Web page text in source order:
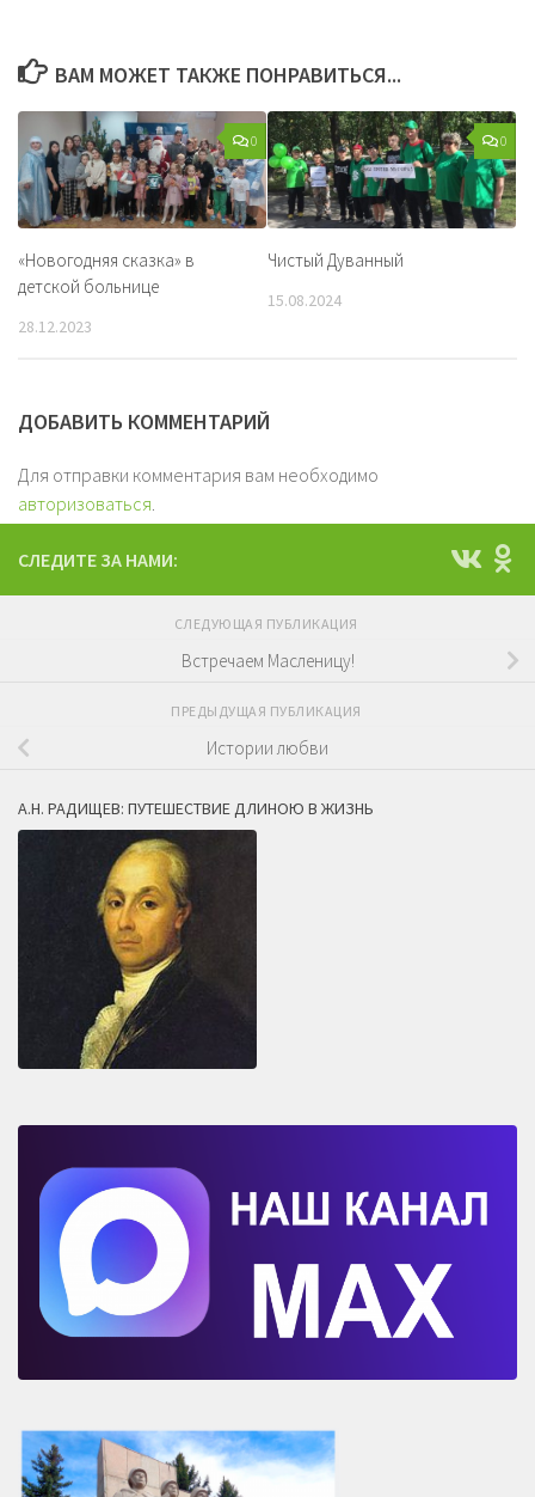
ВАМ МОЖЕТ ТАКЖЕ ПОНРАВИТЬСЯ...
0
«Новогодняя сказка» в
детской больнице
28.12.2023
0
Чистый Дуванный
15.08.2024
ДОБАВИТЬ КОММЕНТАРИЙ
Для отправки комментария вам необходимо
авторизоваться.
СЛЕДИТЕ ЗА НАМИ:
СЛЕДУЮЩАЯ ПУБЛИКАЦИЯ
Встречаем Масленицу!
ПРЕДЫДУЩАЯ ПУБЛИКАЦИЯ
Истории любви
А.Н. РАДИЩЕВ: ПУТЕШЕСТВИЕ ДЛИНОЮ В ЖИЗНЬ